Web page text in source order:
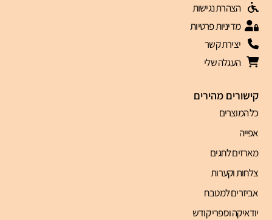
קישורים מהירים
כל המוצרים
אפייה
מארזים לחגים
צלחות וקערות
אביזרים למטבח
יודאיקה וספרי קודש
הצהרת נגישות
מדיניות פרטיות
יצירת קשר
העגלה שלי